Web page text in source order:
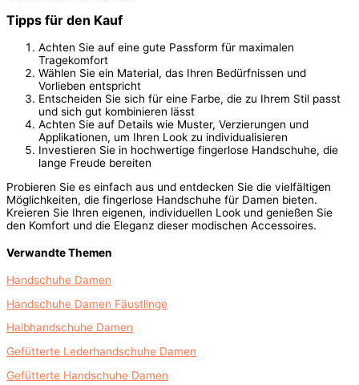
Tipps für den Kauf
Achten Sie auf eine gute Passform für maximalen
Tragekomfort
Wählen Sie ein Material, das Ihren Bedürfnissen und
Vorlieben entspricht
Entscheiden Sie sich für eine Farbe, die zu Ihrem Stil passt
und sich gut kombinieren lässt
Achten Sie auf Details wie Muster, Verzierungen und
Applikationen, um Ihren Look zu individualisieren
Investieren Sie in hochwertige fingerlose Handschuhe, die
lange Freude bereiten
Probieren Sie es einfach aus und entdecken Sie die vielfältigen
Möglichkeiten, die fingerlose Handschuhe für Damen bieten.
Kreieren Sie Ihren eigenen, individuellen Look und genießen Sie
den Komfort und die Eleganz dieser modischen Accessoires.
Verwandte Themen
Handschuhe Damen
Handschuhe Damen Fäustlinge
Halbhandschuhe Damen
Gefütterte Lederhandschuhe Damen
Gefütterte Handschuhe Damen